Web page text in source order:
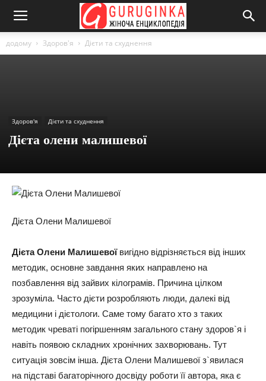
додому Здоров'я Дієти та схуднення
Здоров'я Дієти та схуднення
Дієта олени малишевої
Дієта Олени Малишевої
Дієта Олени Малишевоївигідно відрізняється від інших
методик, основне завдання яких направлено на
позбавлення від зайвих кілограмів. Причина цілком
зрозуміла. Часто дієти розробляють люди, далекі від
медицини і дієтологи. Саме тому багато хто з таких
методик чреваті погіршенням загального стану здоров`я і
навіть появою складних хронічних захворювань. Тут
ситуація зовсім інша. Дієта Олени Малишевої з`явилася
на підставі багаторічного досвіду роботи її автора, яка є